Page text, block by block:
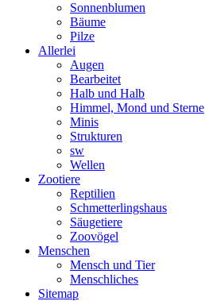
Sonnenblumen
Bäume
Pilze
Allerlei
Augen
Bearbeitet
Halb und Halb
Himmel, Mond und Sterne
Minis
Strukturen
sw
Wellen
Zootiere
Reptilien
Schmetterlingshaus
Säugetiere
Zoovögel
Menschen
Mensch und Tier
Menschliches
Sitemap